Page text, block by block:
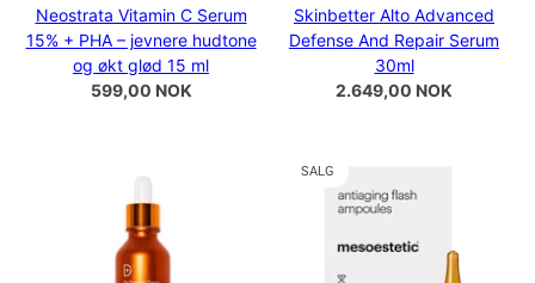
Neostrata Vitamin C Serum
15% + PHA – jevnere hudtone
og økt glød 15 ml
599,00 NOK
Skinbetter Alto Advanced
Defense And Repair Serum
30ml
2.649,00 NOK
SALG